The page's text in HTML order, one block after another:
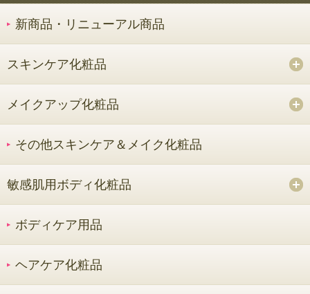
新商品・リニューアル商品
スキンケア化粧品
メイクアップ化粧品
その他スキンケア＆メイク化粧品
敏感肌用ボディ化粧品
ボディケア用品
ヘアケア化粧品